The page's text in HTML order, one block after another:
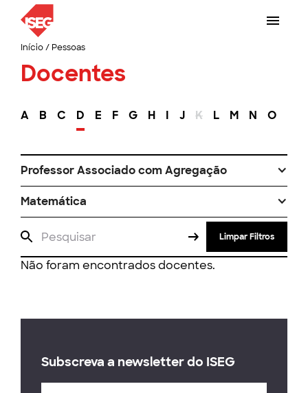
Início/ Pessoas
Docentes
A B C D E F G H I J K L M N O
Professor Associado com Agregação
Matemática
Limpar Filtros
Não foram encontrados docentes.
Subscreva a newsletter do ISEG